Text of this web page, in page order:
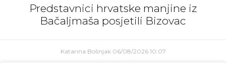
Predstavnici hrvatske manjine iz
Bačaljmaša posjetili Bizovac
Katarina Bošnjak 06/08/2026 10:07